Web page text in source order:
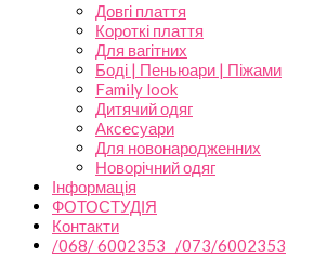
Довгі плаття
Короткі плаття
Для вагітних
Боді | Пеньюари | Піжами
Family look
Дитячий одяг
Аксесуари
Для новонародженних
Новорічний одяг
Інформація
ФОТОСТУДІЯ
Контакти
/068/ 6002353 /073/6002353